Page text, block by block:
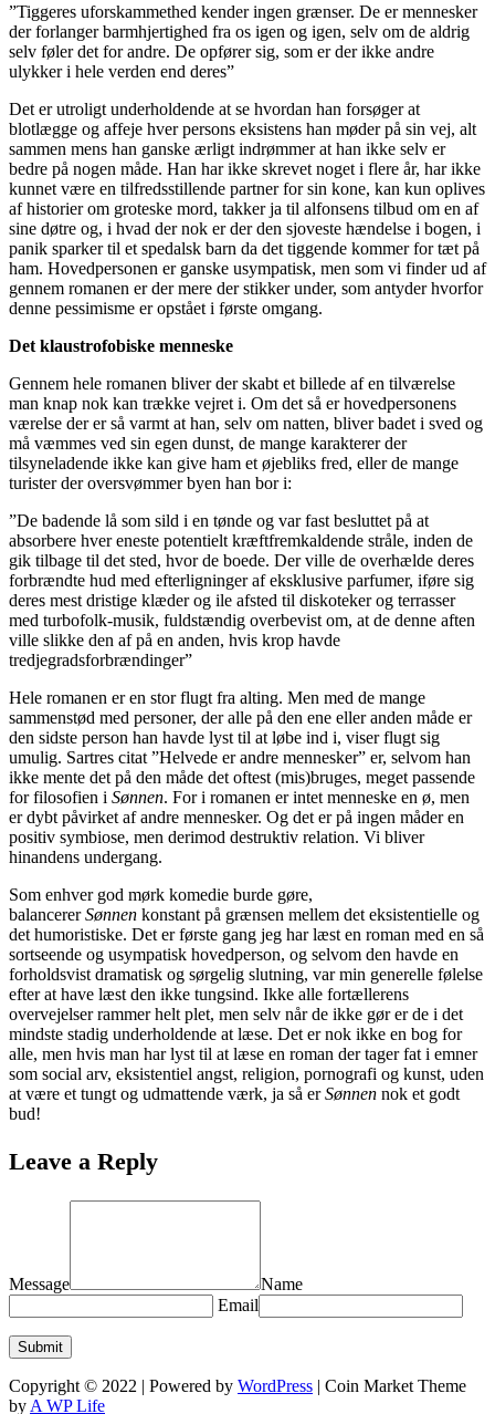
”Tiggeres uforskammethed kender ingen grænser. De er mennesker
der forlanger barmhjertighed fra os igen og igen, selv om de aldrig
selv føler det for andre. De opfører sig, som er der ikke andre
ulykker i hele verden end deres”
Det er utroligt underholdende at se hvordan han forsøger at
blotlægge og affeje hver persons eksistens han møder på sin vej, alt
sammen mens han ganske ærligt indrømmer at han ikke selv er
bedre på nogen måde. Han har ikke skrevet noget i flere år, har ikke
kunnet være en tilfredsstillende partner for sin kone, kan kun oplives
af historier om groteske mord, takker ja til alfonsens tilbud om en af
sine døtre og, i hvad der nok er der den sjoveste hændelse i bogen, i
panik sparker til et spedalsk barn da det tiggende kommer for tæt på
ham. Hovedpersonen er ganske usympatisk, men som vi finder ud af
gennem romanen er der mere der stikker under, som antyder hvorfor
denne pessimisme er opstået i første omgang.
Det klaustrofobiske menneske
Gennem hele romanen bliver der skabt et billede af en tilværelse
man knap nok kan trække vejret i. Om det så er hovedpersonens
værelse derer så varmt at han, selv om natten, bliver badet i sved og
må væmmes ved sin egen dunst, de mange karakterer der
tilsyneladende ikke kan give ham et øjebliks fred, eller de mange
turister der oversvømmer byen han bor i:
”De badende lå som sild i en tønde og var fast besluttet på at
absorbere hver eneste potentielt kræftfremkaldende stråle, inden de
gik tilbage til det sted, hvor de boede. Der ville de overhælde deres
forbrændte hud med efterligninger af eksklusive parfumer, iføre sig
deres mest dristige klæder og ile afsted til diskoteker og terrasser
med turbofolk-musik, fuldstændig overbevist om, at de denne aften
ville slikke den af på en anden, hvis krop havde
tredjegradsforbrændinger”
Hele romanen er en stor flugt fra alting. Men med de mange
sammenstød med personer, der alle på den ene eller anden måde er
den sidste person han havde lyst til at løbe ind i, viser flugt sig
umulig. Sartres citat ”Helvede er andre mennesker” er, selvom han
ikke mente det på den måde det oftest (mis)bruges, meget passende
for filosofien i Sønnen. For i romanen er intet menneske en ø, men
er dybt påvirket af andre mennesker. Og det er på ingen måder en
positiv symbiose, men derimod destruktiv relation. Vi bliver
hinandens undergang.
Som enhver god mørk komedie burde gøre,
balancererSønnen konstant på grænsen mellem det eksistentielle og
det humoristiske. Det er første gang jeg har læst en roman med en så
sortseende og usympatisk hovedperson, og selvom den havde en
forholdsvist dramatisk og sørgelig slutning, var min generelle følelse
efter at have læst den ikke tungsind. Ikke alle fortællerens
overvejelser rammer helt plet, men selv når de ikke gør er de i det
mindste stadig underholdende at læse. Det er nok ikke en bog for
alle, men hvis man har lyst til at læse en roman dertager fat i emner
som social arv, eksistentiel angst, religion, pornografi og kunst, uden
at være et tungt og udmattende værk, ja så erSønnen nok et godt
bud!
Leave a Reply
Message
Name
Email
Copyright © 2022 | Powered by WordPress | Coin Market Theme
by A WP Life